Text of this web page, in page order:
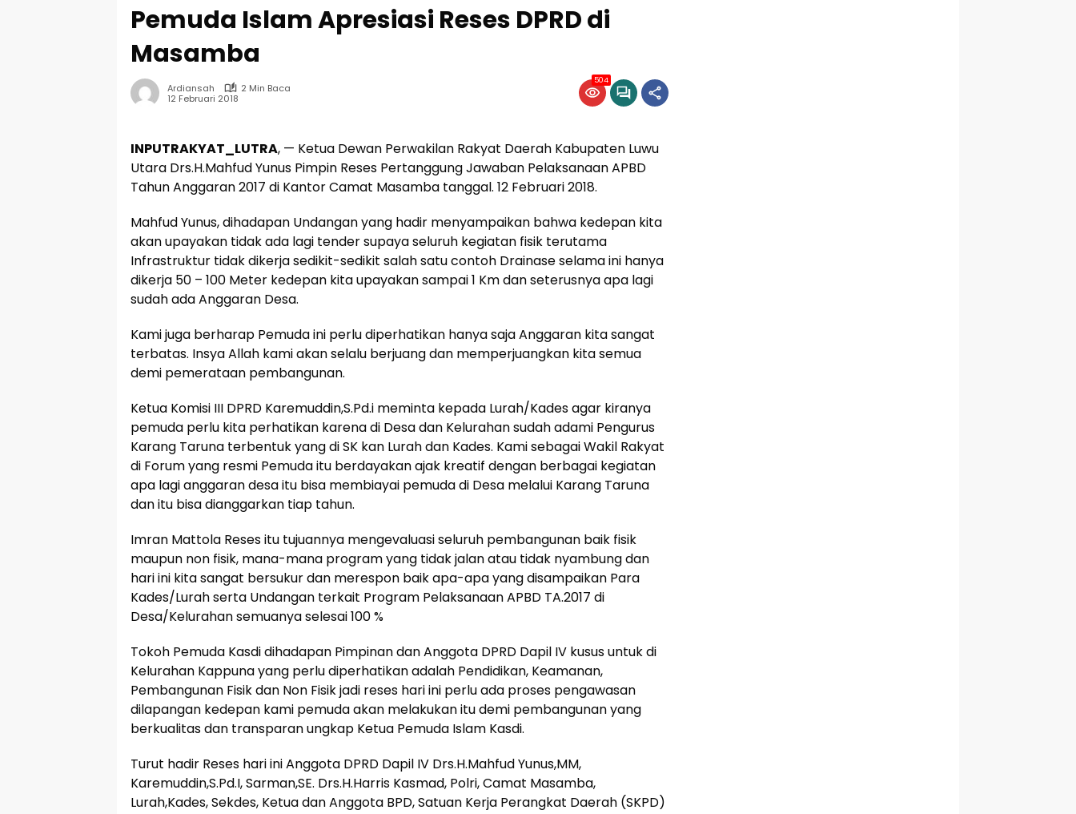
Pemuda Islam Apresiasi Reses DPRD di
Masamba
Ardiansah
2 Min Baca
12 Februari 2018
504
INPUTRAKYAT_LUTRA, — Ketua Dewan Perwakilan Rakyat Daerah Kabupaten Luwu
Utara Drs.H.Mahfud Yunus Pimpin Reses Pertanggung Jawaban Pelaksanaan APBD
Tahun Anggaran 2017 di Kantor Camat Masamba tanggal. 12 Februari 2018.
Mahfud Yunus, dihadapan Undangan yang hadir menyampaikan bahwa kedepan kita
akan upayakan tidak ada lagi tender supaya seluruh kegiatan fisik terutama
Infrastruktur tidak dikerja sedikit-sedikit salah satu contoh Drainase selama ini hanya
dikerja 50 – 100 Meter kedepan kita upayakan sampai 1 Km dan seterusnya apa lagi
sudah ada Anggaran Desa.
Kami juga berharap Pemuda ini perlu diperhatikan hanya saja Anggaran kita sangat
terbatas. Insya Allah kami akan selalu berjuang dan memperjuangkan kita semua
demi pemerataan pembangunan.
Ketua Komisi III DPRD Karemuddin,S.Pd.i meminta kepada Lurah/Kades agar kiranya
pemuda perlu kita perhatikan karena di Desa dan Kelurahan sudah adami Pengurus
Karang Taruna terbentuk yang di SK kan Lurah dan Kades. Kami sebagai Wakil Rakyat
di Forum yang resmi Pemuda itu berdayakan ajak kreatif dengan berbagai kegiatan
apa lagi anggaran desa itu bisa membiayai pemuda di Desa melalui Karang Taruna
dan itu bisa dianggarkan tiap tahun.
Imran Mattola Reses itu tujuannya mengevaluasi seluruh pembangunan baik fisik
maupun non fisik, mana-mana program yang tidak jalan atau tidak nyambung dan
hari ini kita sangat bersukur dan merespon baik apa-apa yang disampaikan Para
Kades/Lurah serta Undangan terkait Program Pelaksanaan APBD TA.2017 di
Desa/Kelurahan semuanya selesai 100 %
Tokoh Pemuda Kasdi dihadapan Pimpinan dan Anggota DPRD Dapil IV kusus untuk di
Kelurahan Kappuna yang perlu diperhatikan adalah Pendidikan, Keamanan,
Pembangunan Fisik dan Non Fisik jadi reses hari ini perlu ada proses pengawasan
dilapangan kedepan kami pemuda akan melakukan itu demi pembangunan yang
berkualitas dan transparan ungkap Ketua Pemuda Islam Kasdi.
Turut hadir Reses hari ini Anggota DPRD Dapil IV Drs.H.Mahfud Yunus,MM,
Karemuddin,S.Pd.I, Sarman,SE. Drs.H.Harris Kasmad, Polri, Camat Masamba,
Lurah,Kades, Sekdes, Ketua dan Anggota BPD, Satuan Kerja Perangkat Daerah (SKPD)